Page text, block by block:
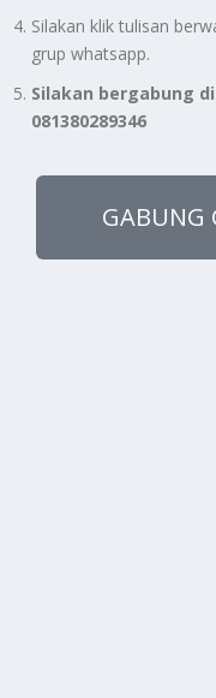
Silakan klik tulisan
grup whatsapp.
Silakan bergabung
081380289346
GABUNG